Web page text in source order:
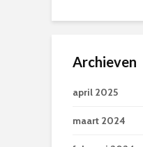
Archieven
april 2025
maart 2024